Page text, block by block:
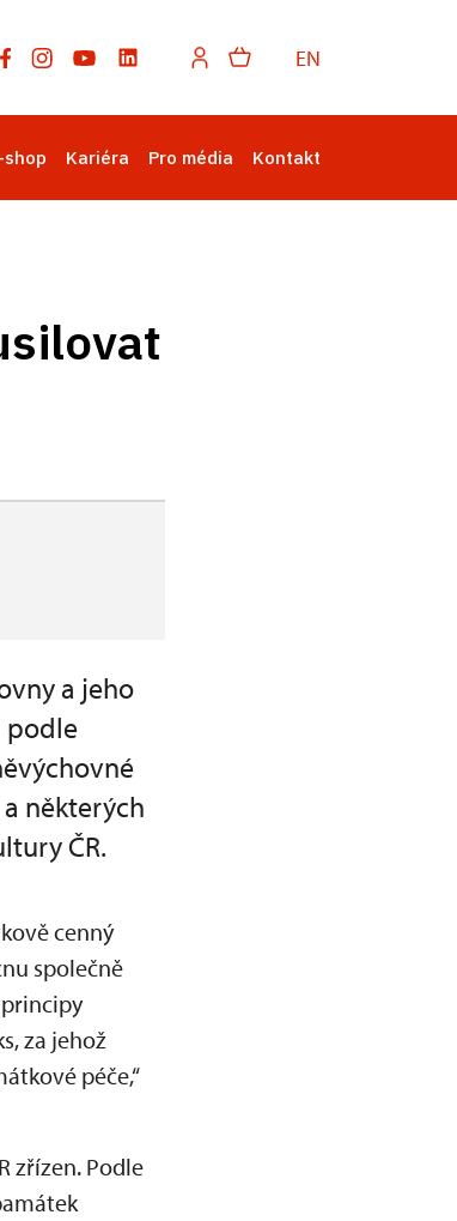
EN
shop Kariéra Pro média Kontakt
a jeho
podle
některých
ČR.
cenný
společně
za jehož
péče,“
zřízen. Podle